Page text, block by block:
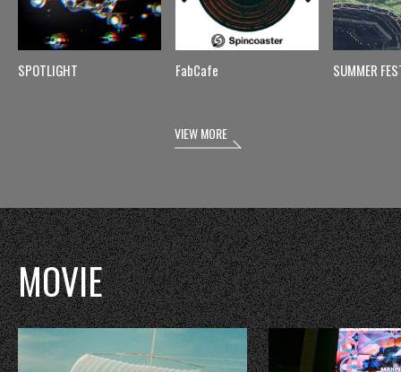
SPOTLIGHT FabCafe SUMMER
VIEW MORE
MOVIE